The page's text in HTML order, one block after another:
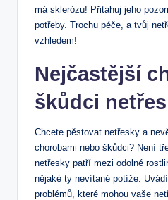
má sklerózu! Přitahuj jeho
potřeby. Trochu péče, a tvůj
vzhledem!
Nejčastější
škůdci
Chcete pěstovat netřesky a
chorobami nebo škůdci? Není
netřesky patří mezi odolné
nějaké ty nevítané potíže.
problémů, které mohou vaše